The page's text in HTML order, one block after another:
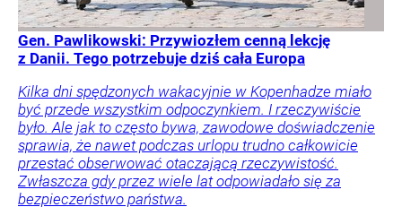
Gen. Pawlikowski: Przywiozłem cenną lekcję
z Danii. Tego potrzebuje dziś cała Europa
Kilka dni spędzonych wakacyjnie w Kopenhadze miało
być przede wszystkim odpoczynkiem. I rzeczywiście
było. Ale jak to często bywa, zawodowe doświadczenie
sprawia, że nawet podczas urlopu trudno całkowicie
przestać obserwować otaczającą rzeczywistość.
Zwłaszcza gdy przez wiele lat odpowiadało się za
bezpieczeństwo państwa.